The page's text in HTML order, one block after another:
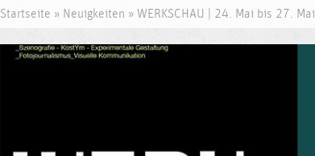
Startseite » Neuigkeiten » WERKSCHAU | 24. Mai bis 27. Mai